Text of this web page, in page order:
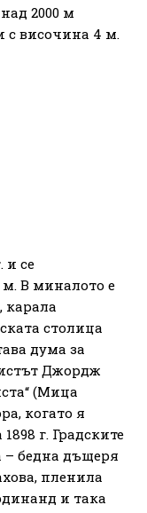
2000 м
с височина 4 м.
и се
м. В миналото е
карала
столица
дума за
Джордж
(Мица
когато я
г. Градските
– бедна дъщеря
пленила
и така